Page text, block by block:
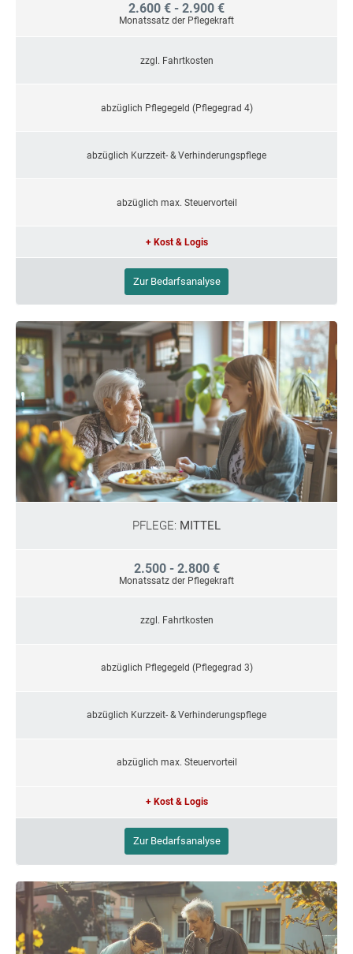
2.600 € - 2.900 €
Monatssatz der Pflegekraft
zzgl. Fahrtkosten
abzüglich Pflegegeld (Pflegegrad 4)
abzüglich Kurzzeit- & Verhinderungspflege
abzüglich max. Steuervorteil
+ Kost & Logis
Zur Bedarfsanalyse
PFLEGE: MITTEL
2.500 - 2.800 €
Monatssatz der Pflegekraft
zzgl. Fahrtkosten
abzüglich Pflegegeld (Pflegegrad 3)
abzüglich Kurzzeit- & Verhinderungspflege
abzüglich max. Steuervorteil
+ Kost & Logis
Zur Bedarfsanalyse